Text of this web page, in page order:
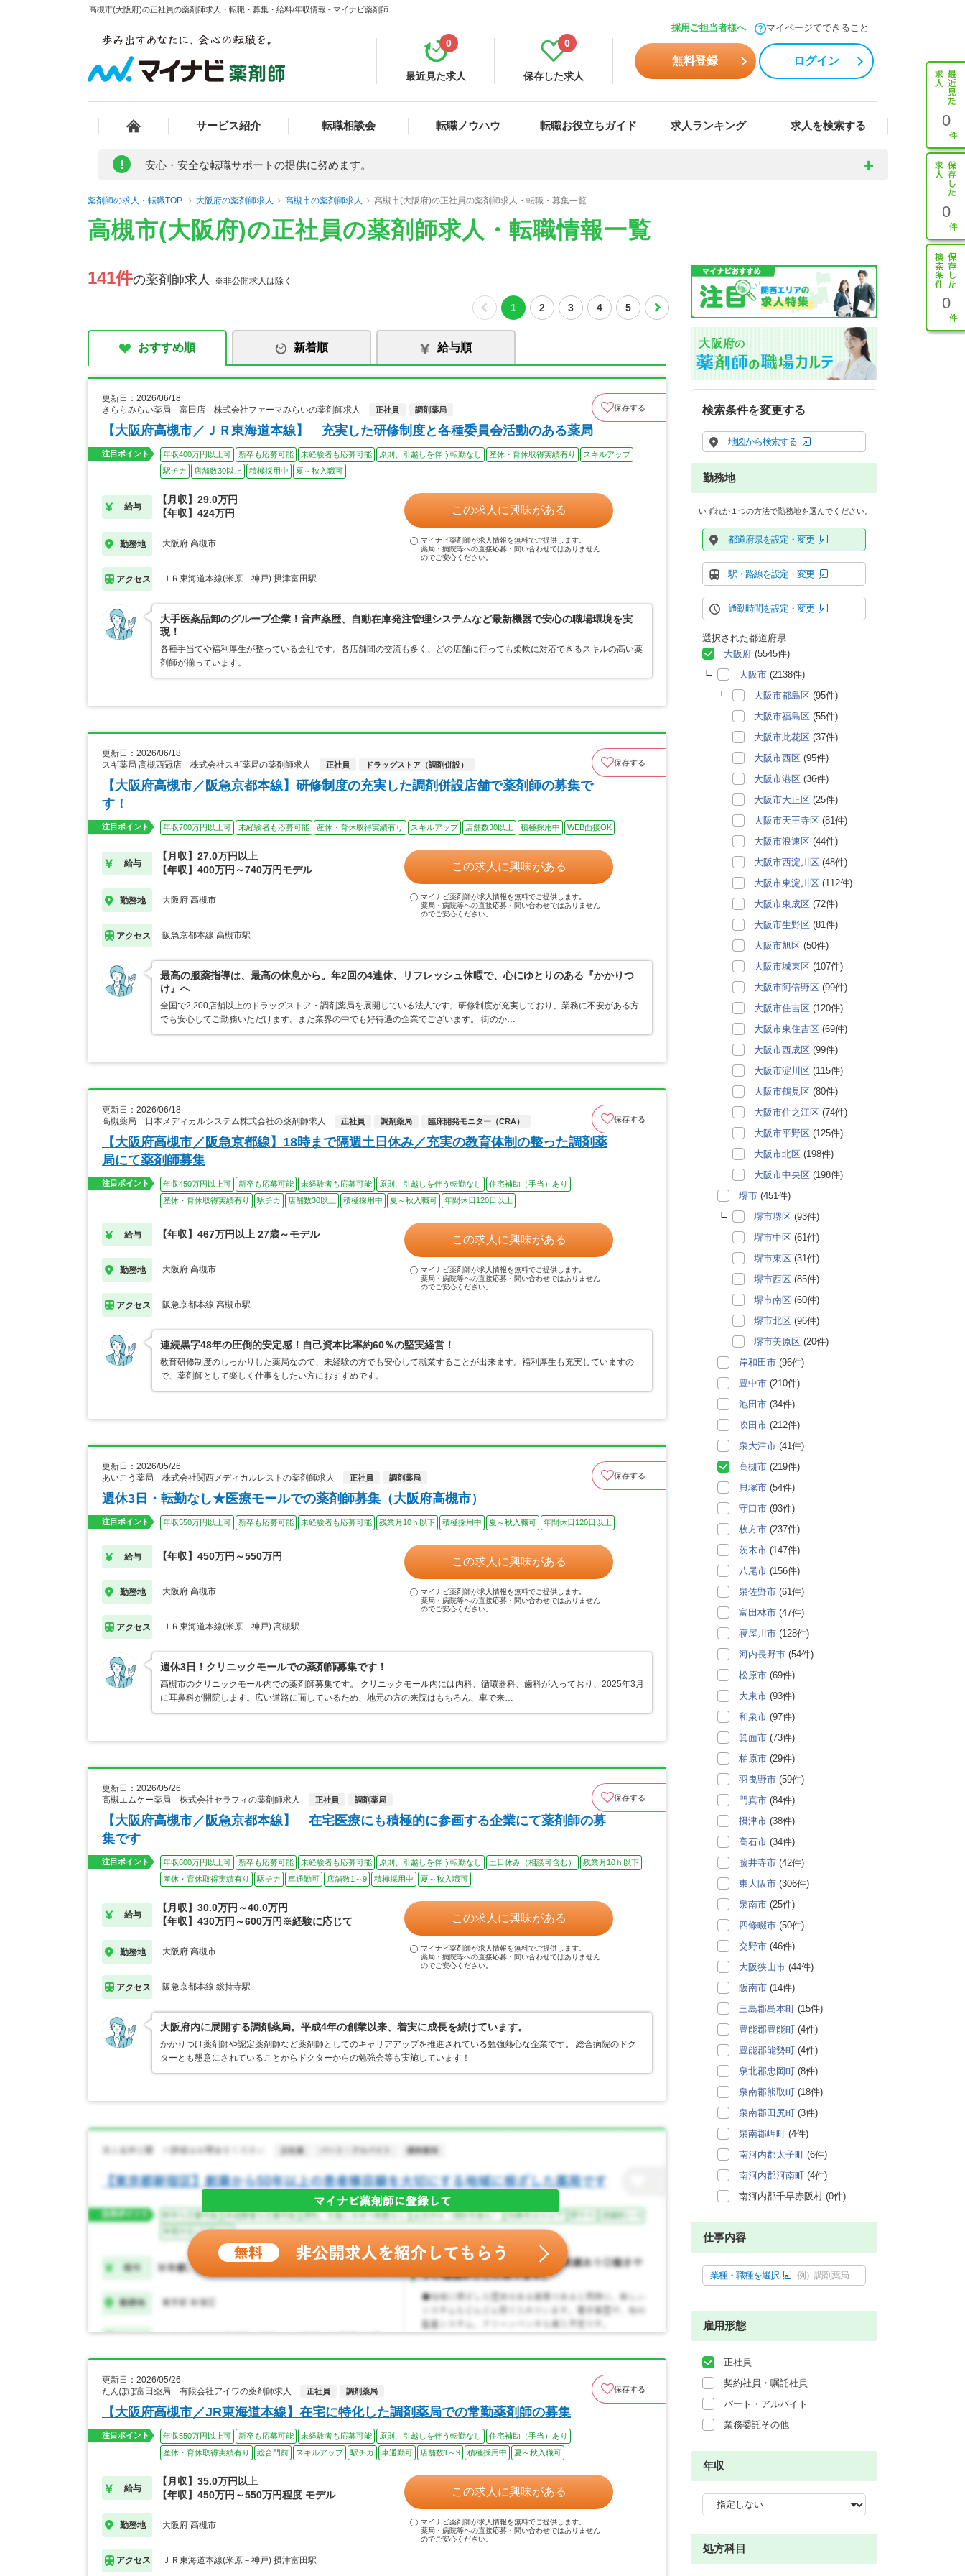
高槻市(大阪府)の正社員の薬剤師求人・転職・募集・給料/年収情報 - マイナビ薬剤師
採用ご担当者様へ マイページでできること
最近見た求人
0
保存した求人
0
無料登録 ログイン
サービス紹介 転職相談会 転職ノウハウ 転職お役立ちガイド 求人ランキング 求人を検索する 0
0
0
! 安心・安全な転職サポートの提供に努めます。
薬剤師の求人・転職TOP 大阪府の薬剤師求人 高槻市の薬剤師求人 高槻市(大阪府)の正社員の薬剤師求人・転職・募集一覧
高槻市(大阪府)の正社員の薬剤師求人・転職情報一覧
141件の薬剤師求人 ※非公開求人は除く
1 2 3 4 5
おすすめ順 新着順 給与順
更新日：2026/06/18
きららみらい薬局 富田店 株式会社ファーマみらいの薬剤師求人
正社員 調剤薬局 保存する
【大阪府高槻市／ＪＲ東海道本線】 充実した研修制度と各種委員会活動のある薬局
注目ポイント 年収400万円以上可 新卒も応募可能 未経験者も応募可能 原則、引越しを伴う転勤なし 産休・育休取得実績有り
スキルアップ
駅チカ
店舗数30以上 積極採用中 夏～秋入職可
給与
【月収】29.0万円
【年収】424万円
勤務地 大阪府 高槻市
アクセス ＪＲ東海道本線(米原－神戸) 摂津富田駅
この求人に興味がある
マイナビ薬剤師が求人情報を無料でご提供します。
薬局・病院等への直接応募・問い合わせではありません
のでご安心ください。
大手医薬品卸のグループ企業！音声薬歴、自動在庫発注管理システムなど最新機器で安心の職場環境を実
現！
各種手当てや福利厚生が整っている会社です。各店舗間の交流も多く、どの店舗に行っても柔軟に対応できるスキルの高い薬
剤師が揃っています。
更新日：2026/06/18
スギ薬局 高槻西冠店 株式会社スギ薬局の薬剤師求人
正社員 ドラッグストア（調剤併設） 保存する
【大阪府高槻市／阪急京都本線】研修制度の充実した調剤併設店舗で薬剤師の募集で
す！
注目ポイント 年収700万円以上可 未経験者も応募可能 産休・育休取得実績有り スキルアップ 店舗数30以上 積極採用中 WEB面接OK
給与
【月収】27.0万円以上
【年収】400万円～740万円モデル
勤務地 大阪府 高槻市
アクセス 阪急京都本線 高槻市駅
この求人に興味がある
マイナビ薬剤師が求人情報を無料でご提供します。
薬局・病院等への直接応募・問い合わせではありません
のでご安心ください。
最高の服薬指導は、最高の休息から。年2回の4連休、リフレッシュ休暇で、心にゆとりのある『かかりつ
け』へ
全国で2,200店舗以上のドラッグストア・調剤薬局を展開している法人です。研修制度が充実しており、業務に不安がある方
でも安心してご勤務いただけます。また業界の中でも好待遇の企業でございます。 街のか…
更新日：2026/06/18
高槻薬局 日本メディカルシステム株式会社の薬剤師求人
正社員 調剤薬局 臨床開発モニター（CRA） 保存する
【大阪府高槻市／阪急京都線】18時まで隔週土日休み／充実の教育体制の整った調剤薬
局にて薬剤師募集
注目ポイント 年収450万円以上可 新卒も応募可能 未経験者も応募可能 原則、引越しを伴う転勤なし
住宅補助（手当）あり
産休・育休取得実績有り
駅チカ 店舗数30以上 積極採用中 夏～秋入職可 年間休日120日以上
給与 【年収】467万円以上 27歳～モデル
勤務地 大阪府 高槻市
アクセス 阪急京都本線 高槻市駅
この求人に興味がある
マイナビ薬剤師が求人情報を無料でご提供します。
薬局・病院等への直接応募・問い合わせではありません
のでご安心ください。
連続黒字48年の圧倒的安定感！自己資本比率約60％の堅実経営！
教育研修制度のしっかりした薬局なので、未経験の方でも安心して就業することが出来ます。福利厚生も充実していますの
で、薬剤師として楽しく仕事をしたい方におすすめです。
更新日：2026/05/26
あいこう薬局 株式会社関西メディカルレストの薬剤師求人
正社員 調剤薬局 保存する
週休3日・転勤なし★医療モールでの薬剤師募集（大阪府高槻市）
注目ポイント 年収550万円以上可 新卒も応募可能 未経験者も応募可能 残業月10ｈ以下 積極採用中 夏～秋入職可 年間休日120日以上
給与 【年収】450万円～550万円
勤務地 大阪府 高槻市
アクセス ＪＲ東海道本線(米原－神戸) 高槻駅
この求人に興味がある
マイナビ薬剤師が求人情報を無料でご提供します。
薬局・病院等への直接応募・問い合わせではありません
のでご安心ください。
週休3日！クリニックモールでの薬剤師募集です！
高槻市のクリニックモール内での薬剤師募集です。 クリニックモール内には内科、循環器科、歯科が入っており、2025年3月
に耳鼻科が開院します。広い道路に面しているため、地元の方の来院はもちろん、車で来…
更新日：2026/05/26
高槻エムケー薬局 株式会社セラフィの薬剤師求人
正社員 調剤薬局 保存する
【大阪府高槻市／阪急京都本線】 在宅医療にも積極的に参画する企業にて薬剤師の募
集です
注目ポイント 年収600万円以上可 新卒も応募可能 未経験者も応募可能 原則、引越しを伴う転勤なし 土日休み（相談可含む）
残業月10ｈ以下
産休・育休取得実績有り
駅チカ 車通勤可 店舗数1～9 積極採用中 夏～秋入職可
給与
【月収】30.0万円～40.0万円
【年収】430万円～600万円※経験に応じて
勤務地 大阪府 高槻市
アクセス 阪急京都本線 総持寺駅
この求人に興味がある
マイナビ薬剤師が求人情報を無料でご提供します。
薬局・病院等への直接応募・問い合わせではありません
のでご安心ください。
大阪府内に展開する調剤薬局。平成4年の創業以来、着実に成長を続けています。
かかりつけ薬剤師や認定薬剤師など薬剤師としてのキャリアアップを推進されている勉強熱心な企業です。 総合病院のドク
ターとも懇意にされていることからドクターからの勉強会等も実施しています！
更新日：2026/05/26
たんぽぽ富田薬局 有限会社アイワの薬剤師求人
正社員 調剤薬局 保存する
【大阪府高槻市／JR東海道本線】在宅に特化した調剤薬局での常勤薬剤師の募集
注目ポイント 年収550万円以上可 新卒も応募可能 未経験者も応募可能 原則、引越しを伴う転勤なし
住宅補助（手当）あり
産休・育休取得実績有り
総合門前 スキルアップ 駅チカ 車通勤可 店舗数1～9 積極採用中 夏～秋入職可
給与
【月収】35.0万円以上
【年収】450万円～550万円程度 モデル
勤務地 大阪府 高槻市
アクセス ＪＲ東海道本線(米原－神戸) 摂津富田駅
この求人に興味がある
マイナビ薬剤師が求人情報を無料でご提供します。
薬局・病院等への直接応募・問い合わせではありません
のでご安心ください。
大阪府の
検索条件を変更する
地図から検索する
勤務地
いずれか１つの方法で勤務地を選んでください。
都道府県を設定・変更
駅・路線を設定・変更
通勤時間を設定・変更
選択された都道府県
大阪府 (5545件)
大阪市 (2138件)
大阪市都島区 (95件)
大阪市福島区 (55件)
大阪市此花区 (37件)
大阪市西区 (95件)
大阪市港区 (36件)
大阪市大正区 (25件)
大阪市天王寺区 (81件)
大阪市浪速区 (44件)
大阪市西淀川区 (48件)
大阪市東淀川区 (112件)
大阪市東成区 (72件)
大阪市生野区 (81件)
大阪市旭区 (50件)
大阪市城東区 (107件)
大阪市阿倍野区 (99件)
大阪市住吉区 (120件)
大阪市東住吉区 (69件)
大阪市西成区 (99件)
大阪市淀川区 (115件)
大阪市鶴見区 (80件)
大阪市住之江区 (74件)
大阪市平野区 (125件)
大阪市北区 (198件)
大阪市中央区 (198件)
堺市 (451件)
堺市堺区 (93件)
堺市中区 (61件)
堺市東区 (31件)
堺市西区 (85件)
堺市南区 (60件)
堺市北区 (96件)
堺市美原区 (20件)
岸和田市 (96件)
豊中市 (210件)
池田市 (34件)
吹田市 (212件)
泉大津市 (41件)
高槻市 (219件)
貝塚市 (54件)
守口市 (93件)
枚方市 (237件)
茨木市 (147件)
八尾市 (156件)
泉佐野市 (61件)
富田林市 (47件)
寝屋川市 (128件)
河内長野市 (54件)
松原市 (69件)
大東市 (93件)
和泉市 (97件)
箕面市 (73件)
柏原市 (29件)
羽曳野市 (59件)
門真市 (84件)
摂津市 (38件)
高石市 (34件)
藤井寺市 (42件)
東大阪市 (306件)
泉南市 (25件)
四條畷市 (50件)
交野市 (46件)
大阪狭山市 (44件)
阪南市 (14件)
三島郡島本町 (15件)
豊能郡豊能町 (4件)
豊能郡能勢町 (4件)
泉北郡忠岡町 (8件)
泉南郡熊取町 (18件)
泉南郡田尻町 (3件)
泉南郡岬町 (4件)
南河内郡太子町 (6件)
南河内郡河南町 (4件)
南河内郡千早赤阪村 (0件)
仕事内容
業種・職種を選択 例）調剤薬局
雇用形態
正社員
契約社員・嘱託社員
パート・アルバイト
業務委託その他
年収
処方科目